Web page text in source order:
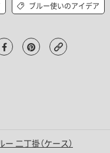
ブルー使いのアイデア
二丁掛（ケース）